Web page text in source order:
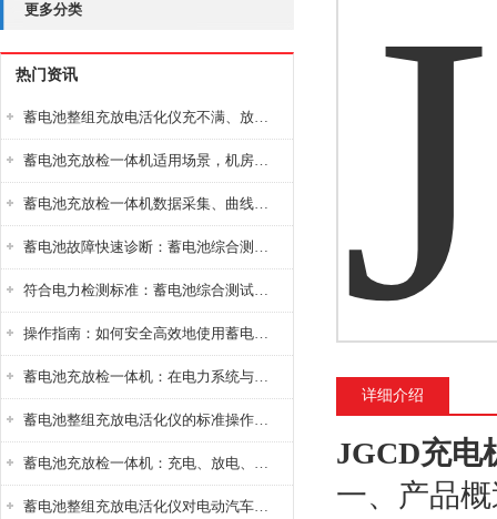
更多分类
热门资讯
蓄电池整组充放电活化仪充不满、放不完怎么办？
蓄电池充放检一体机适用场景，机房基站变电站铅酸蓄电池维护检测应用
蓄电池充放检一体机数据采集、曲线分析与电池健康状态智能评估功能详解
蓄电池故障快速诊断：蓄电池综合测试仪判断落后电池的方法与标准
符合电力检测标准：蓄电池综合测试仪测试规范与精度校准方法详解
操作指南：如何安全高效地使用蓄电池智能活化仪？
蓄电池充放检一体机：在电力系统与储能设备中的创新应用，确保蓄电池性能与可靠性
蓄电池整组充放电活化仪的标准操作流程：从接线设置到充放电参数设定的安全规范
蓄电池充放检一体机：充电、放电、检测三功能集成设备
蓄电池整组充放电活化仪对电动汽车电池有帮助吗？
详细介绍
JGCD充电
一、产品